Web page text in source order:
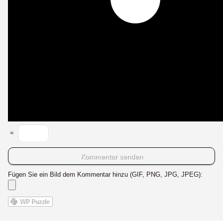
=
Fügen Sie ein Bild dem Kommentar hinzu (GIF, PNG, JPG, JPEG):